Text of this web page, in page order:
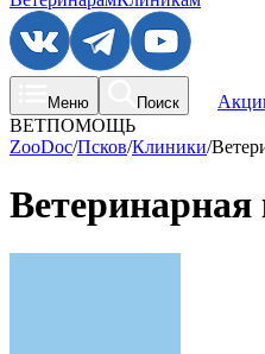
Меню Поиск
ВЕТПОМОЩЬ
ZooDoc/Псков/Клиники/